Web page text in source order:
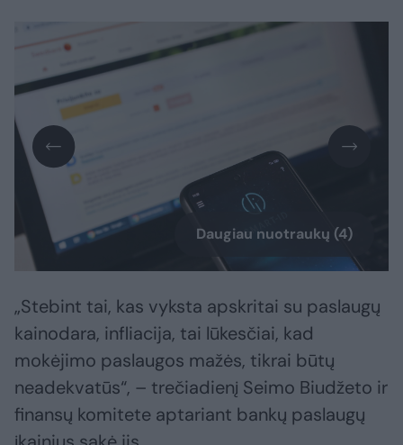
Daugiau nuotraukų (4)
„Stebint tai, kas vyksta apskritai su paslaugų
kainodara, infliacija, tai lūkesčiai, kad
mokėjimo paslaugos mažės, tikrai būtų
neadekvatūs“, – trečiadienį Seimo Biudžeto ir
finansų komitete aptariant bankų paslaugų